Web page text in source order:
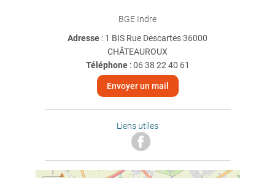
BGE Indre
Adresse : 1 BIS Rue Descartes 36000
CHÂTEAUROUX
Téléphone:06 38 22 40 61
Envoyer un mail
Liens utiles